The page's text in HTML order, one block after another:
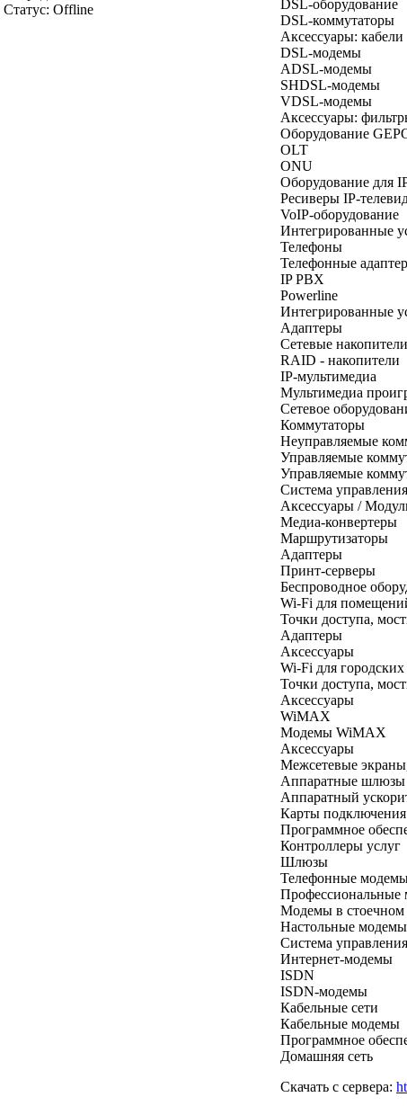
Статус: Offline
DSL-оборудование
DSL-коммутаторы
Аксессуары: кабели
DSL-модемы
ADSL-модемы
SHDSL-модемы
VDSL-модемы
Аксессуары:
Оборудование
OLT
ONU
Оборудование для
Ресиверы IP-
VoIP-оборудование
Интегрированные
Телефоны
Телефонные
IP PBX
Powerline
Интегрированные
Адаптеры
Сетевые накопители
RAID - накопители
IP-мультимедиа
Мультимедиа
Сетевое
Коммутаторы
Неуправляемые
Управляемые
Управляемые
Система управления
Аксессуары /
Медиа-конвертеры
Маршрутизаторы
Адаптеры
Принт-серверы
Беспроводное
Wi-Fi для
Точки доступа,
Адаптеры
Аксессуары
Wi-Fi для городских
Точки доступа,
Аксессуары
WiMAX
Модемы WiMAX
Аксессуары
Межсетевые
Аппаратные шлюзы
Аппаратный
Карты
Программное
Контроллеры услуг
Шлюзы
Телефонные
Профессиональные
Модемы в стоечном
Настольные модемы
Система управления
Интернет-модемы
ISDN
ISDN-модемы
Кабельные сети
Кабельные модемы
Программное
Домашняя сеть
Скачать с сервера: